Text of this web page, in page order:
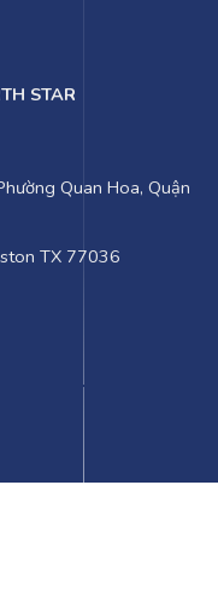
STAR
Quan Hoa, Quận
TX 77036